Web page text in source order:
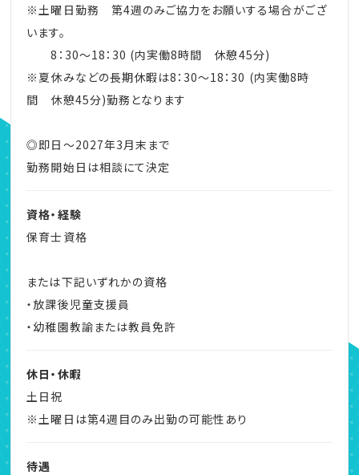
※土曜日勤務 第4週のみご協力をお願いする場合がござ
います。
8：30～18：30 (内実働8時間 休憩45分)
※夏休みなどの長期休暇は8：30～18：30 (内実働8時
間 休憩45分)勤務となります
◎即日～2027年3月末まで
勤務開始日は相談にて決定
資格・経験
保育士資格
または下記いずれかの資格
・放課後児童支援員
・幼稚園教諭または教員免許
休日・休暇
土日祝
※土曜日は第4週目のみ出勤の可能性あり
待遇